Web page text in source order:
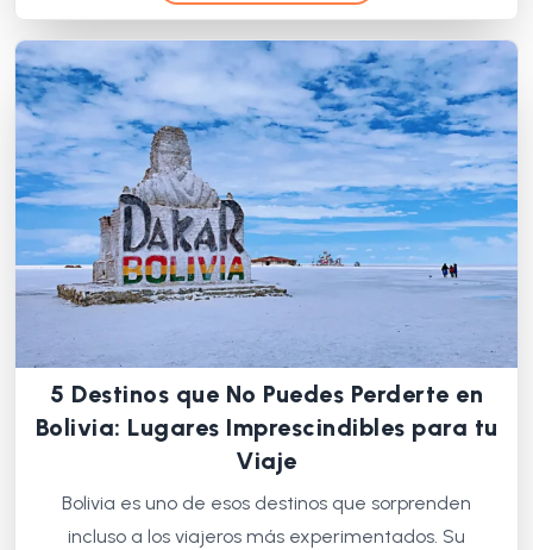
5 Destinos que No Puedes Perderte en
Bolivia: Lugares Imprescindibles para tu
Viaje
Bolivia es uno de esos destinos que sorprenden
incluso a los viajeros más experimentados. Su